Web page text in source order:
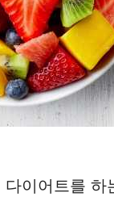
이어트를 하